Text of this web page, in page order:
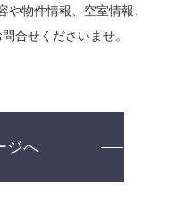
物件情報、空室情報、
合せくださいませ。
ジへ